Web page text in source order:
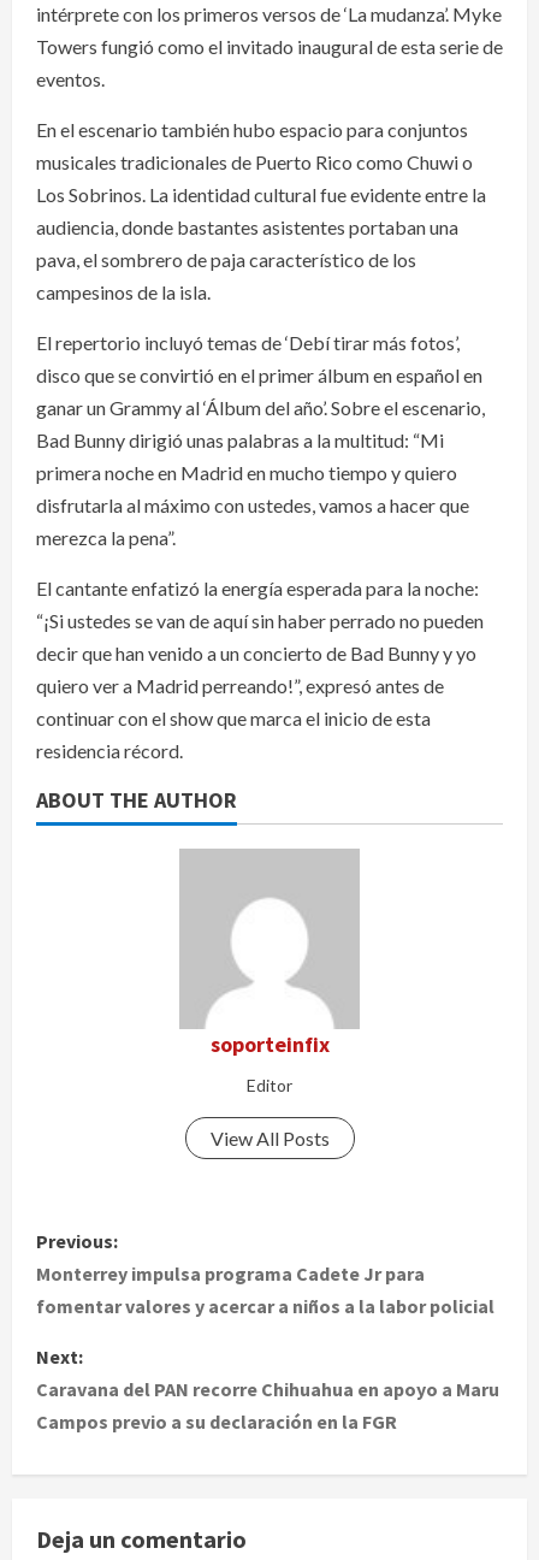
intérprete con los primeros versos de ‘La mudanza’. Myke
Towers fungió como el invitado inaugural de esta serie de
eventos.
En el escenario también hubo espacio para conjuntos
musicales tradicionales de Puerto Rico como Chuwi o
Los Sobrinos. La identidad cultural fue evidente entre la
audiencia, donde bastantes asistentes portaban una
pava, el sombrero de paja característico de los
campesinos de la isla.
El repertorio incluyó temas de ‘Debí tirar más fotos’,
disco que se convirtió en el primer álbum en español en
ganar un Grammy al ‘Álbum del año’. Sobre el escenario,
Bad Bunny dirigió unas palabras a la multitud: “Mi
primera noche en Madrid en mucho tiempo y quiero
disfrutarla al máximo con ustedes, vamos a hacer que
merezca la pena”.
El cantante enfatizó la energía esperada para la noche:
“¡Si ustedes se van de aquí sin haber perrado no pueden
decir que han venido a un concierto de Bad Bunny y yo
quiero ver a Madrid perreando!”, expresó antes de
continuar con el show que marca el inicio de esta
residencia récord.
ABOUT THE AUTHOR
soporteinfix
Editor
View All Posts
P
o
t
n
a
v
Previous:
Monterrey impulsa programa Cadete Jr para
fomentar valores y acercar a niños a la labor policial
Next:
Caravana del PAN recorre Chihuahua en apoyo a Maru
Campos previo a su declaración en la FGR
Deja un comentario